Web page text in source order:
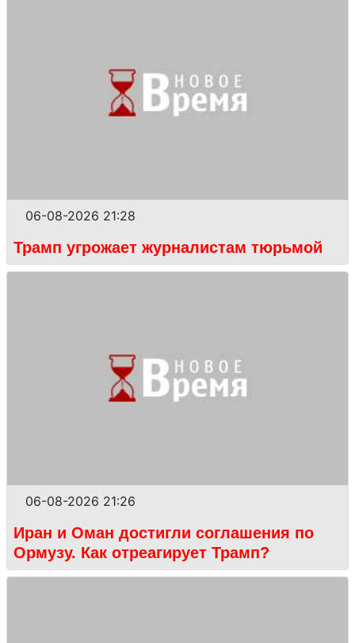
06-08-2026 21:28
Трамп угрожает журналистам тюрьмой
06-08-2026 21:26
Иран и Оман достигли соглашения по
Ормузу. Как отреагирует Трамп?